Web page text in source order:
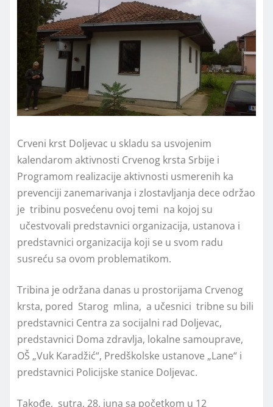
Crveni krst Doljevac u skladu sa usvojenim
kalendarom aktivnosti Crvenog krsta Srbije i
Programom realizacije aktivnosti usmerenih ka
prevenciji zanemarivanja i zlostavljanja dece održao
je tribinu posvećenu ovoj temi na kojoj su
učestvovali predstavnici organizacija, ustanova i
predstavnici organizacija koji se u svom radu
susreću sa ovom problematikom.
Tribina je održana danas u prostorijama Crvenog
krsta, pored Starog mlina, a učesnici tribne su bili
predstavnici Centra za socijalni rad Doljevac,
predstavnici Doma zdravlja, lokalne samouprave,
OŠ „Vuk Karadžić“, Predškolske ustanove „Lane“ i
predstavnici Policijske stanice Doljevac.
Takođe, sutra, 28. juna sa početkom u 12